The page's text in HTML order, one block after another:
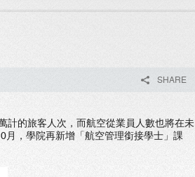
SHARE
計的旅客人次，而航空從業員人數也將在未
，學院再新增「航空管理銜接學士」課